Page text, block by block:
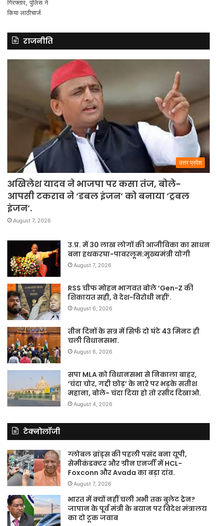
राजनीति
उत्तर प्रदेश
अखिलेश यादव ने भाजपा पर कसा तंज, बोले-
आपसी टकराव ने ‘डबल इंजन’ को बनाया ‘ट्रबल
इंजन’.
August 7, 2026
उ.प्र. में 30 लाख लोगों की आजीविका का साधन
बना हथकरघा-पावरलूम:मुख्यमंत्री योगी
August 7, 2026
RSS चीफ मोहन भागवत बोले ‘Gen-Z की
शिकायत सही, वे देश-विरोधी नहीं’.
August 6, 2026
तीन दिनों के सत्र में सिर्फ दो घंटे 43 मिनट ही
चली विधानसभा.
August 6, 2026
सपा MLA को विधानसभा से निकाला बाहर,
‘चंदा चोर, गद्दी छोड़’ के नारे पर भड़के सतीश
महाना, बोले- चंदा दिया हो तो रसीद दिखाओ.
August 4, 2026
टेक्नोलॉजी
ग्लोबल ब्रांड्स की पहली पसंद बना यूपी,
सेमीकंडक्टर और ग्रीन एनर्जी में HCL-
Foxconn और Avada का बड़ा दांव.
August 7, 2026
भारत में क्यों नहीं चली अभी तक बुलेट ट्रेन?
जापान के पूर्व मंत्री के बयान पर विदेश मंत्रालय
का दो टूक जवाब